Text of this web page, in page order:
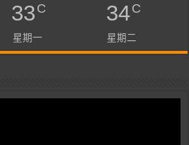
33C
星期一
34C
星期二